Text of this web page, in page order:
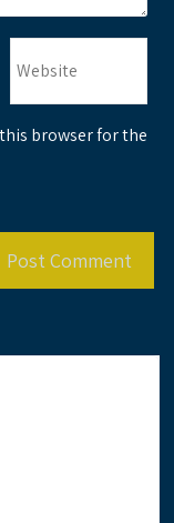
browser for the